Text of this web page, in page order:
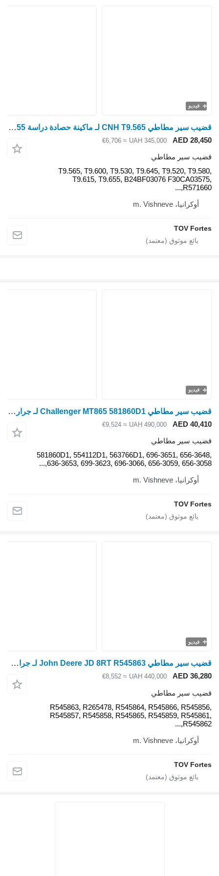
قضيب سير مطاطي CNH T9.565 لـ ماكينة حصادة دراسة Case IH STX, Quadtrac, 480,500,535,540,550,580,600,620,9370,9380 New Holland CR T9.565, T9.600, T9.530, T9.645, T9.520, T9.580, T9.615, T9.655
UAH
≈ €6,706
T9.565, T9.600, T9.530,
T9.615, T9.655,
قضيب سير مطاطي Challenger MT865 581860D1 لـ جرار مجنزر Caterpillar MT 865
UAH
≈ €9,524
581860D1, 554112D1,
636-3653, 699-3623, 696-3066,
قضيب سير مطاطي John Deere JD 8RT R545863 لـ جرار مجنزر John Deere 8RT, 8310RT 8320RT ,8335RT, 8345RT, 8360RT ,8370R
UAH
≈ €8,552
R545863, R265478,
R545857, R545858,